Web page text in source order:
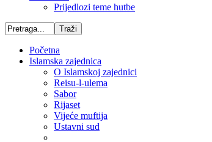
Prijedlozi teme hutbe
Početna
Islamska zajednica
O Islamskoj zajednici
Reisu-l-ulema
Sabor
Rijaset
Vijeće muftija
Ustavni sud